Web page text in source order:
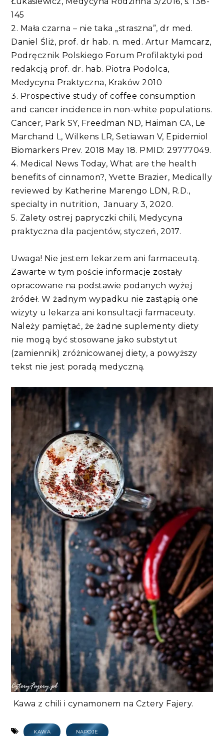
145
2. Mała czarna – nie taka „straszna”, dr med.
Daniel Śliż, prof. dr hab. n. med. Artur Mamcarz,
Podręcznik Polskiego Forum Profilaktyki pod
redakcją prof. dr. hab. Piotra Podolca,
Medycyna Praktyczna, Kraków 2010
3. Prospective study of coffee consumption
and cancer incidence in non-white populations.
Cancer, Park SY, Freedman ND, Haiman CA, Le
Marchand L, Wilkens LR, Setiawan V, Epidemiol
Biomarkers Prev. 2018 May 18. PMID: 29777049.
4. Medical News Today, What are the health
benefits of cinnamon?, Yvette Brazier, Medically
reviewed by Katherine Marengo LDN, R.D.,
specialty in nutrition, January 3, 2020.
5. Zalety ostrej papryczki chili, Medycyna
praktyczna dla pacjentów, styczeń, 2017.
Uwaga! Nie jestem lekarzem ani farmaceutą.
Zawarte w tym poście informacje zostały
opracowane na podstawie podanych wyżej
źródeł. W żadnym wypadku nie zastąpią one
wizyty u lekarza ani konsultacji farmaceuty.
Należy pamiętać, że żadne suplementy diety
nie mogą być stosowane jako substytut
(zamiennik) zróżnicowanej diety, a powyższy
tekst nie jest poradą medyczną.
Kawa z chili i cynamonem na Cztery Fajery.
KAWA NAPOJE